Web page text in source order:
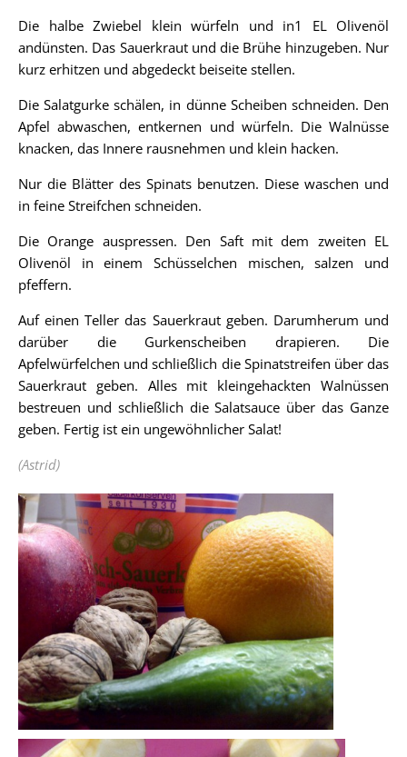
Die halbe Zwiebel klein würfeln und in1 EL Olivenöl
andünsten. Das Sauerkraut und die Brühe hinzugeben. Nur
kurz erhitzen und abgedeckt beiseite stellen.
Die Salatgurke schälen, in dünne Scheiben schneiden. Den
Apfel abwaschen, entkernen und würfeln. Die Walnüsse
knacken, das Innere rausnehmen und klein hacken.
Nur die Blätter des Spinats benutzen. Diese waschen und
in feine Streifchen schneiden.
Die Orange auspressen. Den Saft mit dem zweiten EL
Olivenöl in einem Schüsselchen mischen, salzen und
pfeffern.
Auf einen Teller das Sauerkraut geben. Darumherum und
darüber die Gurkenscheiben drapieren. Die
Apfelwürfelchen und schließlich die Spinatstreifen über das
Sauerkraut geben. Alles mit kleingehackten Walnüssen
bestreuen und schließlich die Salatsauce über das Ganze
geben. Fertig ist ein ungewöhnlicher Salat!
(Astrid)